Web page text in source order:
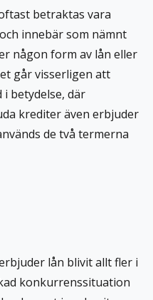
betraktas vara
innebär som nämnt
någon form av lån eller
går visserligen att
betydelse, där
krediter även erbjuder
de två termerna
lån blivit allt fler i
konkurrenssituation